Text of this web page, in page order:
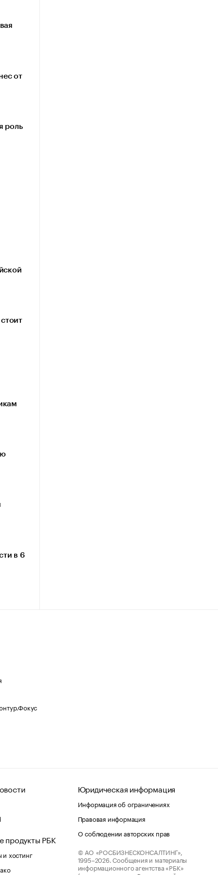
от
роль
в 6
продукты РБК
хостинг
Юридическая информация
Информация об ограничениях
Правовая информация
О соблюдении авторских прав
© АО «РОСБИЗНЕСКОНСАЛТИНГ»,
1995–2026.Сообщения и материалы
информационного агентства «РБК»